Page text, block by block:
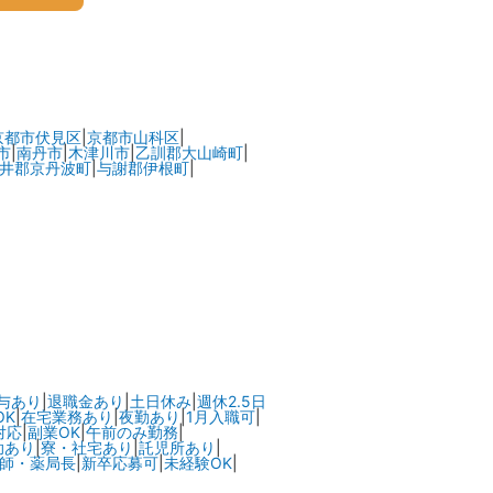
都市伏見区| 京都市山科区|
| 南丹市| 木津川市| 乙訓郡大山崎町|
郡京丹波町| 与謝郡伊根町|
あり 退職金あり 土日休み| 週休2.5日
|在宅業務あり 夜勤あり 1月入職可|
応| 副業OK| 午前のみ勤務 |
り 寮・社宅あり 託児所あり
・薬局長| 新卒応募可| 未経験OK|